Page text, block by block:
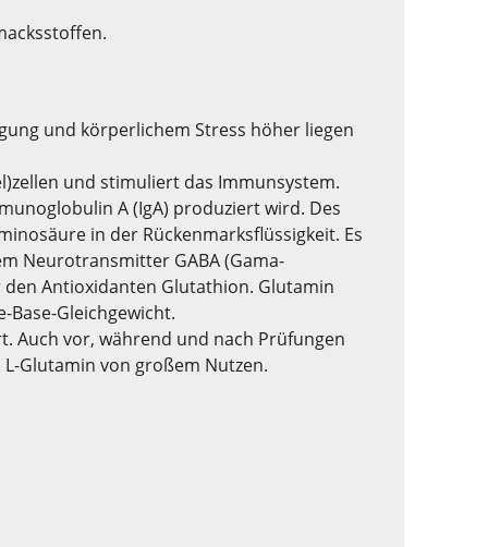
und körperlichem Stress höher liegen
und stimuliert das Immunsystem.
A (IgA) produziert wird. Des
in der Rückenmarksflüssigkeit. Es
Neurotransmitter GABA (Gama-
Antioxidanten Glutathion. Glutamin
Gleichgewicht.
Auch vor, während und nach Prüfungen
Glutamin von großem Nutzen.